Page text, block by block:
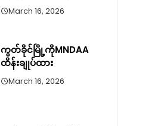
March 16, 2026
ကွတ်ခိုင်မြို့ကိုMNDAA
ထိန်းချုပ်ထား
March 16, 2026